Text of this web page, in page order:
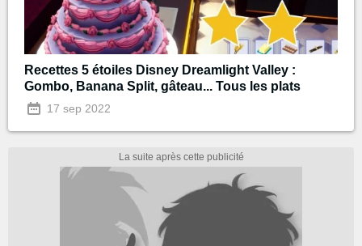
Recettes 5 étoiles Disney Dreamlight Valley :
Gombo, Banana Split, gâteau... Tous les plats
17 sep 2022